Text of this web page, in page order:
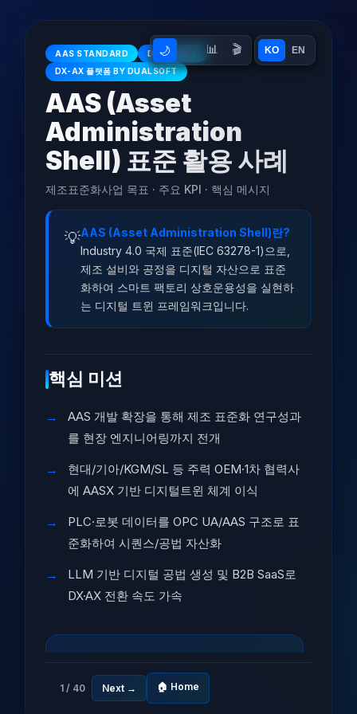
AAS STANDARD
DUALSOFT
DX-AX 플랫폼 BY DUALSOFT
AAS (Asset
Administration
Shell) 표준 활용 사례
제조표준화사업 목표 · 주요 KPI · 핵심 메시지
AAS (Asset Administration Shell)란?
Industry 4.0 국제 표준(IEC 63278-1)으로,
제조 설비와 공정을 디지털 자산으로 표준
화하여 스마트 팩토리 상호운용성을 실현하
는 디지털 트윈 프레임워크입니다.
핵심 미션
AAS 개발 확장을 통해 제조 표준화 연구성과
를 현장 엔지니어링까지 전개
현대/기아/KGM/SL 등 주력 OEM·1차 협력사
에 AASX 기반 디지털트윈 체계 이식
PLC·로봇 데이터를 OPC UA/AAS 구조로 표
준화하여 시퀀스/공법 자산화
LLM 기반 디지털 공법 생성 및 B2B SaaS로
DX·AX 전환 속도 가속
4
대표 OEM/1차 협력
1 / 40 Next → 🏠 Home
🌙 💠 📊 🎬 KO EN